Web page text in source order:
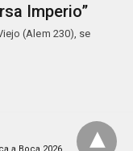
Imperio”
(Alem 230), se